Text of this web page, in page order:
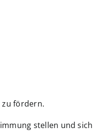
zu fördern.
stellen und